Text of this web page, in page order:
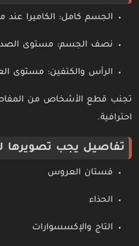
الجسم كامل: الكاميرا
نصف الجسم: مستوى
الرأس والكتفين: مستوى
تجنب قطع الأشخاص من
احترافية.
تفاصيل يجب تصويرها
فستان العروس
الحذاء
التاج والإكسسوارات